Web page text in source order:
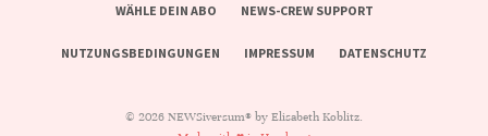
WÄHLE DEIN ABO NEWS-CREW SUPPORT
NUTZUNGSBEDINGUNGEN IMPRESSUM DATENSCHUTZ
© 2026 NEWSiversum® by Elisabeth Koblitz.